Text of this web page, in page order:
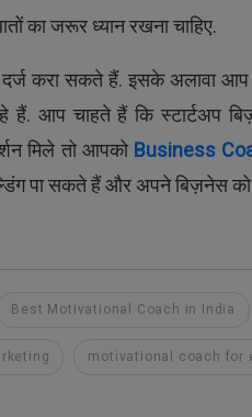
का जरूर ध्यान रखना चाहिए.
करा सकते हैं. इसके अलावा आप
हैं. आप चाहते हैं कि स्टार्टअप
मिले तो आपको Business
पा सकते हैं और अपने बिज़नेस को
Best Motivational Coach in India
motivational coach for